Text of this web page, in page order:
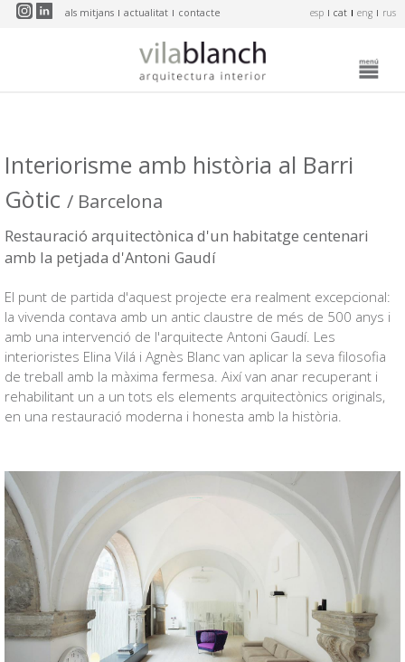
Vés al contingut
als mitjans actualitat contacte esp cat eng rus
Interiorisme amb història al Barri
Gòtic / Barcelona
Restauració arquitectònica d'un habitatge centenari
amb la petjada d'Antoni Gaudí
El punt de partida d'aquest projecte era realment excepcional:
la vivenda contava amb un antic claustre de més de 500 anys i
amb una intervenció de l'arquitecte Antoni Gaudí. Les
interioristes Elina Vilá i Agnès Blanc van aplicar la seva filosofia
de treball amb la màxima fermesa. Així van anar recuperant i
rehabilitant un a un tots els elements arquitectònics originals,
en una restauració moderna i honesta amb la història.